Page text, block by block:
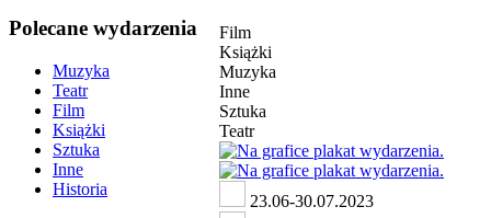
Polecane wydarzenia
Muzyka
Teatr
Film
Książki
Sztuka
Inne
Historia
Film
Książki
Muzyka
Inne
Sztuka
Teatr
23.06-30.07.2023